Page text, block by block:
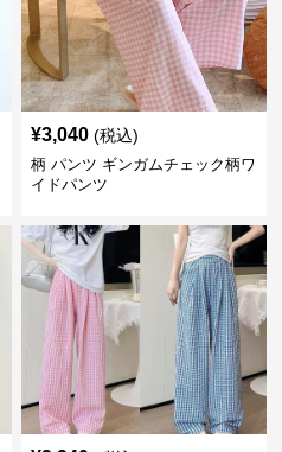
¥3,040 (税込)
柄 パンツ ギンガムチェック柄ワ
イドパンツ